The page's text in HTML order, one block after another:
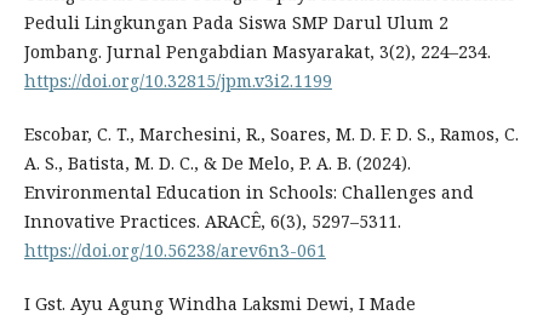
Peduli Lingkungan Pada Siswa SMP Darul Ulum 2
Jombang. Jurnal Pengabdian Masyarakat, 3(2), 224–234.
https://doi.org/10.32815/jpm.v3i2.1199
Escobar, C. T., Marchesini, R., Soares, M. D. F. D. S., Ramos, C.
A. S., Batista, M. D. C., & De Melo, P. A. B. (2024).
Environmental Education in Schools: Challenges and
Innovative Practices. ARACÊ, 6(3), 5297–5311.
https://doi.org/10.56238/arev6n3-061
I Gst. Ayu Agung Windha Laksmi Dewi, I Made